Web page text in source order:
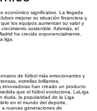
económico significativo. La llegada
mejorar su situación financiera y,
los equipos aumentan su valor y
sostenible. Además, el
ha crecido exponencialmente,
liga.
de fútbol más emocionantes y
estrellas brillantes,
innovadoras han creado un producto
que el fútbol evoluciona, LaLiga
duda, la popularidad de la Liga
en el mundo del deporte,
nuevas generaciones de